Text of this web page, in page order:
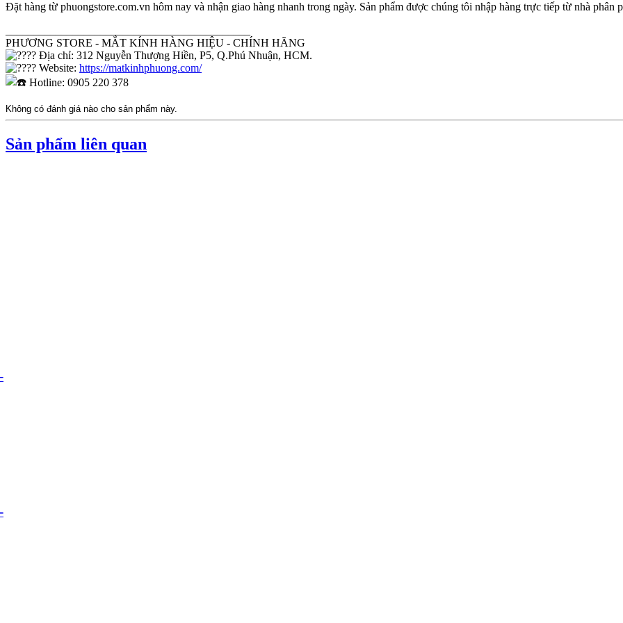
Đặt hàng từ phuongstore.com.vn hôm nay và nhận giao hàng nhanh trong ngày. Sản phẩm được chúng tôi nhập hàng trực tiếp từ nhà phân
PHƯƠNG STORE - MẮT KÍNH HÀNG HIỆU - CHÍNH HÃNG
Địa chỉ: 312 Nguyễn Thượng Hiền, P5, Q.Phú Nhuận, HCM.
Website: https://matkinhphuong.com/
Hotline: 0905 220 378
Không có đánh giá nào cho sản phẩm này.
Sản phẩm liên quan